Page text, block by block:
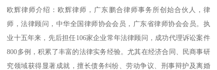
欧辉律师介绍：欧辉律师，广东鹏合律师事务所创始合伙人，律
师，法律顾问，中华全国律师协会会员，广东省律师协会会员。执
业十五年来，先后担任106家企业常年法律顾问，成功代理诉讼案件
800多例，积累了丰富的法律实务经验。尤其在经济合同、民商事研
究领域获得显著成就，擅长债务纠纷、劳动争议、刑事辩护及离婚